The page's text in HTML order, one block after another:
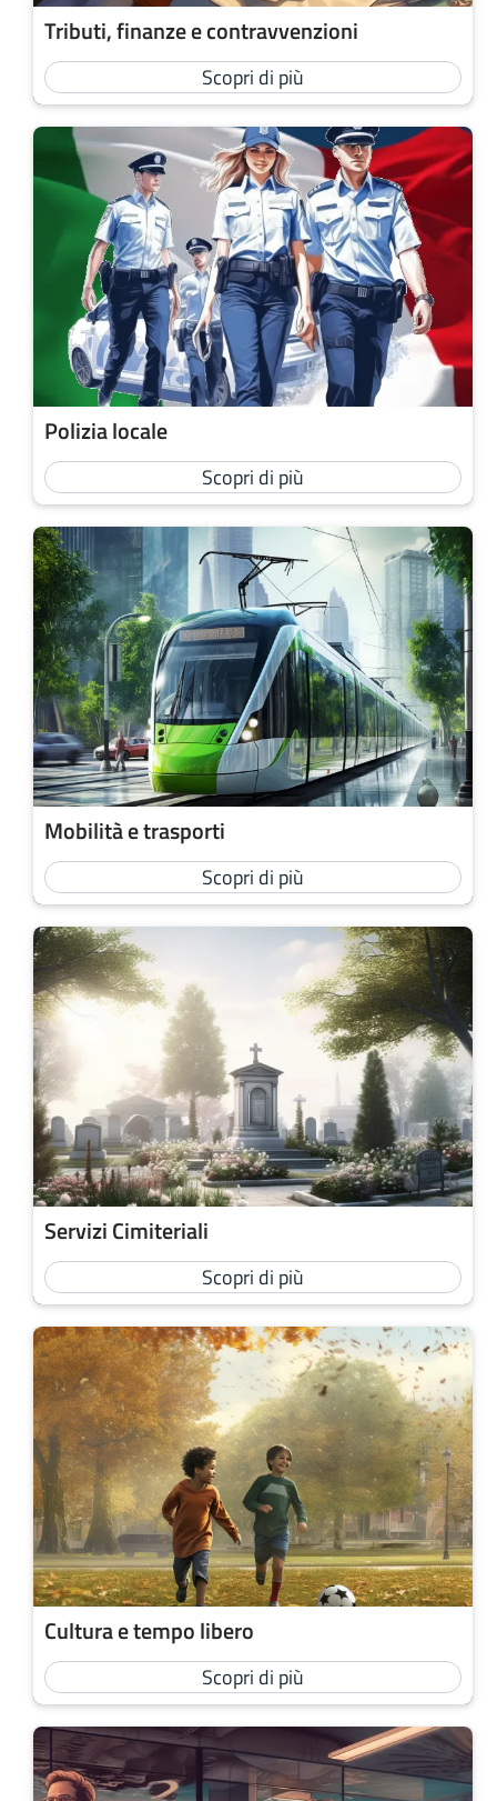
Tributi, finanze e contravvenzioni
Scopri di più
Polizia locale
Scopri di più
Mobilità e trasporti
Scopri di più
Servizi Cimiteriali
Scopri di più
Cultura e tempo libero
Scopri di più